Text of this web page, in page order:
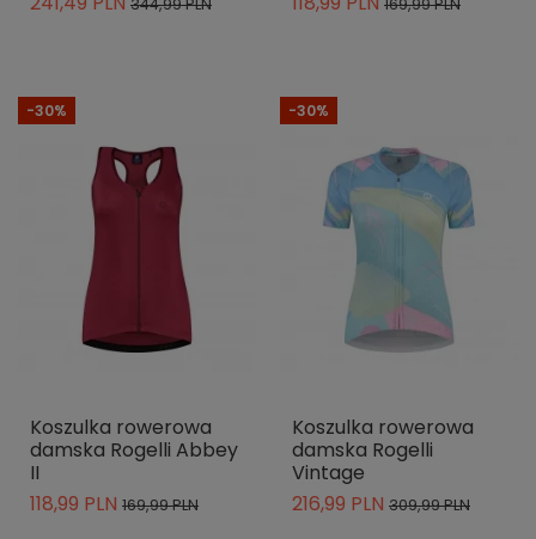
344,99 PLN 169,99 PLN
-30%
Koszulka rowerowa
damska Rogelli Abbey
II
118,99 PLN 169,99 PLN
-30%
Koszulka rowerowa
damska Rogelli
Vintage
216,99 PLN 309,99 PLN